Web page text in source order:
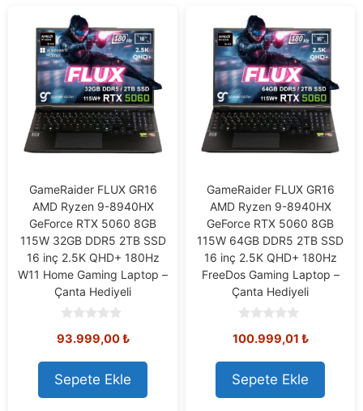
GameRaider FLUX GR16
AMD Ryzen 9-8940HX
GeForce RTX 5060 8GB
115W 32GB DDR5 2TB SSD
16 inç 2.5K QHD+ 180Hz
W11 Home Gaming Laptop –
Çanta Hediyeli
o
t
o
f
5
93.999,00₺
Sepete Ekle
GameRaider FLUX GR16
AMD Ryzen 9-8940HX
GeForce RTX 5060 8GB
115W 64GB DDR5 2TB SSD
16 inç 2.5K QHD+ 180Hz
FreeDos Gaming Laptop –
Çanta Hediyeli
o
t
o
f
5
100.999,01 ₺
Sepete Ekle